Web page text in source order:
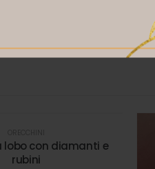
lobo con diamanti e
rubini